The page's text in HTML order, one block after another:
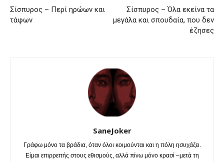
Σίσπυρος – Περί ηρώων και
τάφων
Σίσπυρος – Όλα εκείνα τα
μεγάλα και σπουδαία, που δεν
έζησες
SaneJoker
Γράφω μόνο τα βράδια, όταν όλοι κοιμούνται και η πόλη ησυχάζει.
Είμαι επιρρεπής στους εθισμούς, αλλά πίνω μόνο κρασί –μετά τη